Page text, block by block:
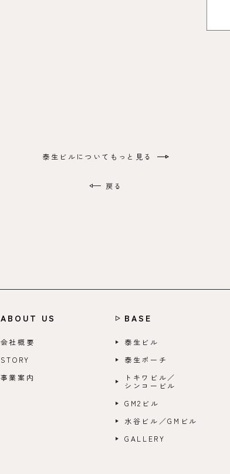
泰生ビルに ついてもっと見る
戻る
ABOUT US
会社概要
STORY
事業案内
BASE
泰生ビル
泰生ポーチ
トキワビル／
シンコービル
GM2ビル
水谷ビル／GMビル
GALLERY